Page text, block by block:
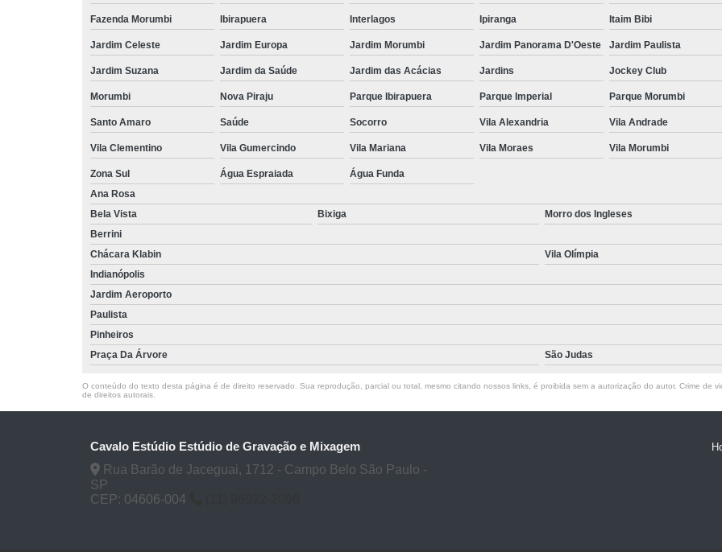
Fazenda Morumbi Ibirapuera Interlagos Ipiranga Itaim Bibi
Jardim Celeste Jardim Europa Jardim Morumbi Jardim Panorama D'Oeste Jardim Paulista
Jardim Suzana Jardim da Saúde Jardim das Acácias Jardins Jockey Club
Morumbi Nova Piraju Parque Ibirapuera Parque Imperial Parque Morumbi
Santo Amaro Saúde Socorro Vila Alexandria Vila Andrade
Vila Clementino Vila Gumercindo Vila Mariana Vila Moraes Vila Morumbi
Zona Sul Água Espraiada
Água Funda
Ana Rosa
Bela Vista
Bixiga Morro dos Ingleses
Berrini
Chácara Klabin
Vila Olímpia
Indianópolis
Jardim Aeroporto
Paulista
Pinheiros
Praça Da Árvore
São Judas
O conteúdo do texto desta página é de direito reservado. Sua reprodução, parcial ou total, mesmo citando nossos links, é proibida sem a autorização do autor. Crime de
de direitos autorais
Cavalo Estúdio Estúdio de Gravação e Mixagem
Rua Barão de Jaceguai, 1712 - Campo Belo São Paulo -
SP
CEP: 04606-004